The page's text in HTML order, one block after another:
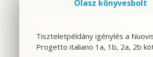
CSOPORTOS
Olasz könyvesbolt
Tiszteletpéldány igénylés a
Progetto italiano 1a, 1b, 2a, 2b